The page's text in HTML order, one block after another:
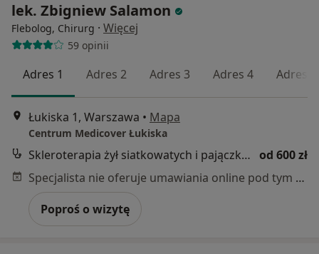
lek. Zbigniew Salamon
Flebolog, Chirurg · Więcej
59 opinii
Adres 1 Adres 2 Adres 3 Adres 4 Adres 5
Łukiska 1, Warszawa • Mapa
Centrum Medicover Łukiska
Skleroterapia żył siatkowatych i pajączków (telangiektazji) od 600 zł
Specjalista nie oferuje umawiania online pod tym adresem.
Poproś o wizytę